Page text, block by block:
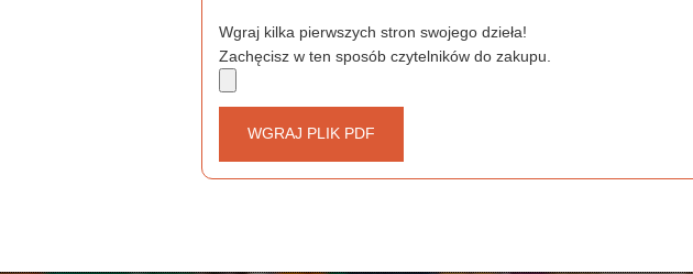
Wgraj kilka pierwszych stron swojego dzieła!
Zachęcisz w ten sposób czytelników do zakupu.
WGRAJ PLIK PDF